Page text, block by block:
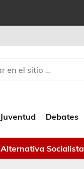
Juventud Debates
Alternativa Socialista